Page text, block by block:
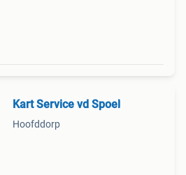
Kart Service vd Spoel
Hoofddorp